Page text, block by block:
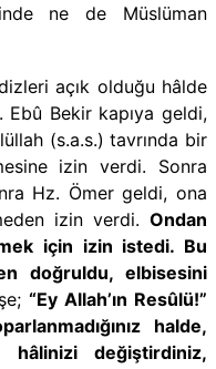
ne de Müslüman
açık olduğu hâlde
Bekir kapıya geldi,
(s.a.s.) tavrında bir
izin verdi. Sonra
Hz. Ömer geldi, ona
izin verdi. Ondan
için izin istedi. Bu
doğruldu, elbisesini
“Ey Allah’ın Resûlü!”
halde,
değiştirdiniz,